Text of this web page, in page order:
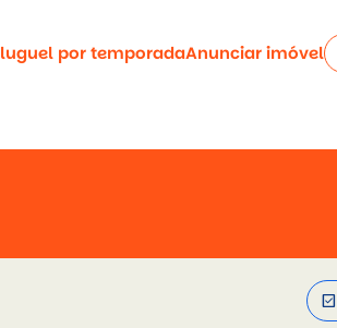
por temporadaAnunciar imóvel
check_box